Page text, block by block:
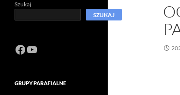
Szukaj
SZUKAJ
Facebook
https://www.youtube.com/
GRUPY PARAFIALNE